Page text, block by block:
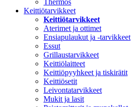
Thermos
Keittiötarvikkeet
Keittiötarvikkeet
Aterimet ja ottimet
Ensiapulaukut ja -tarvikkeet
Essut
Grillaustarvikkeet
Keittiölaitteet
Keittiöpyyhkeet ja tiskirätit
Keittiösetit
Leivontatarvikkeet
Mukit ja lasit